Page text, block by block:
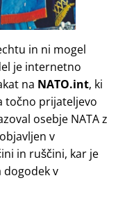
in ni mogel
je internetno
na NATO.int, ki
točno prijateljevo
osebje NATA z
v
in ruščini, kar je
dogodek v